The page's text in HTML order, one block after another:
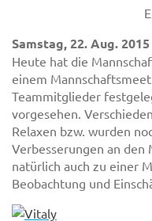
Samstag, 22. Aug. 2015
Heute hat die
einem
Teammitglieder
vorgesehen.
Relaxen bzw. wurden
Verbesserungen an den
natürlich auch zu einer
Beobachtung und